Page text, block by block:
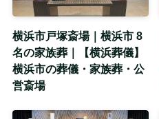
横浜市戸塚斎場｜横浜市 8
名の家族葬｜【横浜葬儀】
横浜市の葬儀・家族葬・公
営斎場